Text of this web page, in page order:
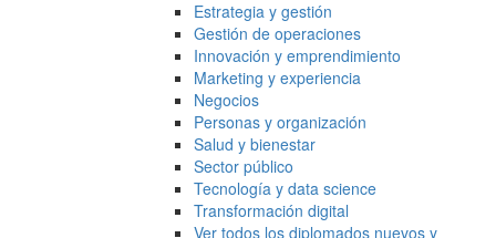
Estrategia y gestión
Gestión de operaciones
Innovación y emprendimiento
Marketing y experiencia
Negocios
Personas y organización
Salud y bienestar
Sector público
Tecnología y data science
Transformación digital
Ver todos los diplomados nuevos y